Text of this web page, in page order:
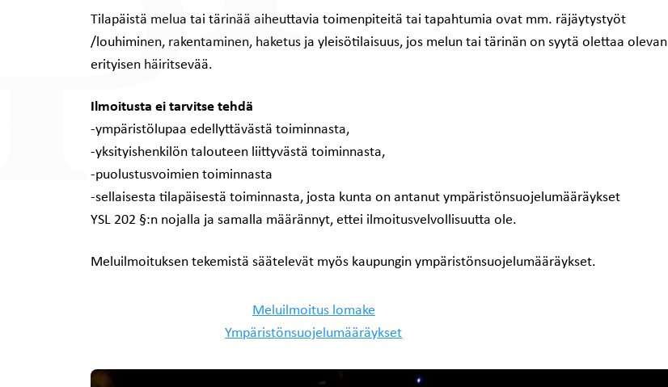
Tilapäistä melua tai tärinää aiheuttavia toimenpiteitä tai tapahtumia ovat mm. räjäytystyöt
/louhiminen, rakentaminen, haketus ja yleisötilaisuus, jos melun tai tärinän on syytä olettaa olevan
erityisen häiritsevää.
Ilmoitusta ei tarvitse tehdä
-ympäristölupaa edellyttävästä toiminnasta,
-yksityishenkilön talouteen liittyvästä toiminnasta,
-puolustusvoimien toiminnasta
-sellaisesta tilapäisestä toiminnasta, josta kunta on antanut ympäristönsuojelumääräykset
YSL 202 §:n nojalla ja samalla määrännyt, ettei ilmoitusvelvollisuutta ole.
Meluilmoituksen tekemistä säätelevät myös kaupungin ympäristönsuojelumääräykset.
Meluilmoitus lomake
Ympäristönsuojelumääräykset